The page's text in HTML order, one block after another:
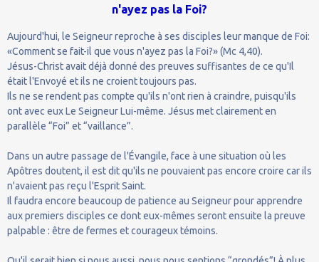
n'ayez pas la Foi?
Aujourd'hui, le Seigneur reproche à ses disciples leur manque de Foi:
«Comment se fait-il que vous n'ayez pas la Foi?» (Mc 4,40).
Jésus-Christ avait déjà donné des preuves suffisantes de ce qu'Il
était l'Envoyé et ils ne croient toujours pas.
Ils ne se rendent pas compte qu'ils n'ont rien à craindre, puisqu'ils
ont avec eux Le Seigneur Lui-même. Jésus met clairement en
parallèle “Foi” et “vaillance”.
Dans un autre passage de l'Évangile, face à une situation où les
Apôtres doutent, il est dit qu'ils ne pouvaient pas encore croire car ils
n'avaient pas reçu l'Esprit Saint.
Il faudra encore beaucoup de patience au Seigneur pour apprendre
aux premiers disciples ce dont eux-mêmes seront ensuite la preuve
palpable : être de fermes et courageux témoins.